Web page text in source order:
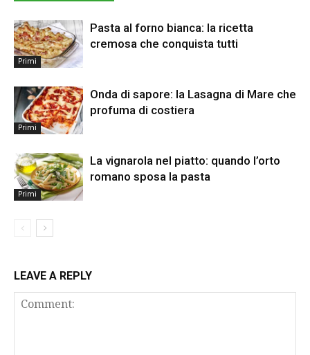
Primi
Pasta al forno bianca: la ricetta
cremosa che conquista tutti
Primi
Onda di sapore: la Lasagna di Mare che
profuma di costiera
Primi
La vignarola nel piatto: quando l’orto
romano sposa la pasta
LEAVE A REPLY